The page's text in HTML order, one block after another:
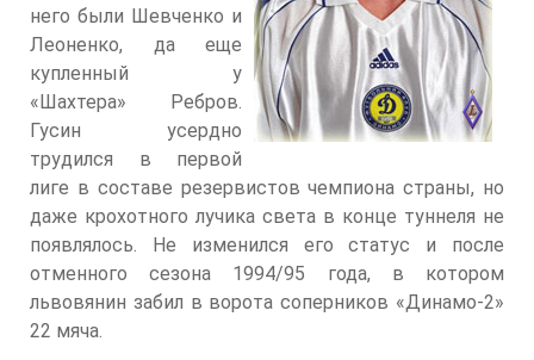
него были Шевченко и
Леоненко, да еще
купленный у
«Шахтера» Ребров.
Гусин усердно
трудился в первой
лиге в составе резервистов чемпиона страны, но
даже крохотного лучика света в конце туннеля не
появлялось. Не изменился его статус и после
отменного сезона 1994/95 года, в котором
львовянин забил в ворота соперников «Динамо-2»
22 мяча.